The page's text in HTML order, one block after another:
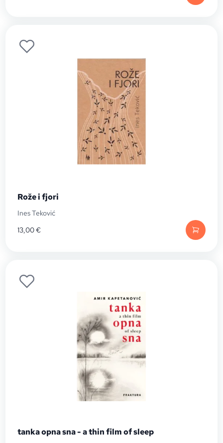
Rože i fjori
Ines Teković
13,00€
tanka opna sna - a thin film of sleep